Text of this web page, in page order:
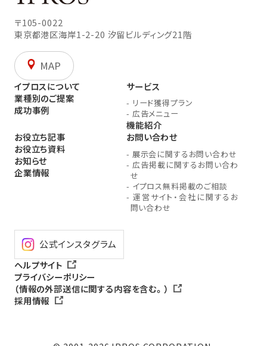
〒105-0022
東京都港区海岸1-2-20 汐留ビルディング21階
MAP
イプロスについて
業種別のご提案
成功事例
サービス
- リード獲得プラン
- 広告メニュー
機能紹介
お役立ち記事
お役立ち資料
お知らせ
企業情報
お問い合わせ
- 展示会に関するお問い合わせ
- 広告掲載に関するお問い合わ
せ
- イプロス無料掲載のご相談
- 運営サイト・会社に関するお
問い合わせ
公式インスタグラム
ヘルプサイト
プライバシーポリシー
（情報の外部送信に関する内容を含む。）
採用情報